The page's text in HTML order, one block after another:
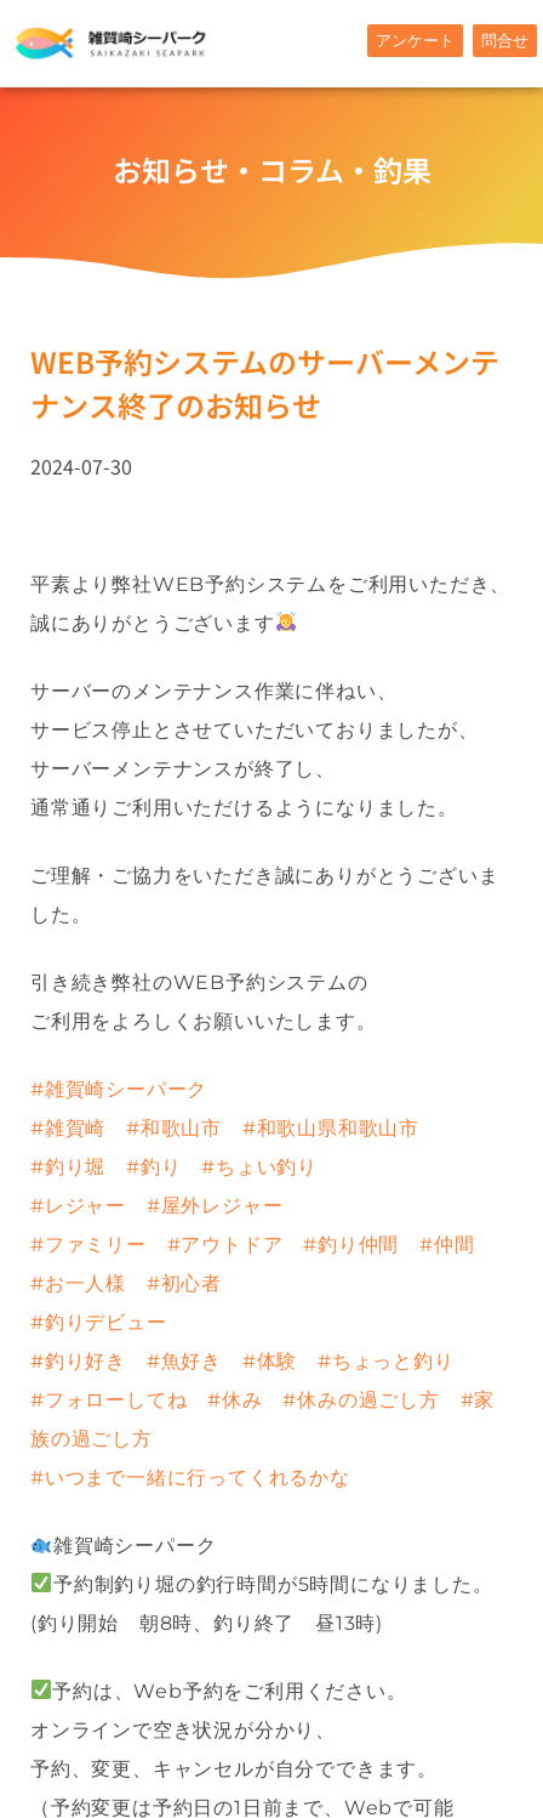
容
アンケート 問合せ
お知らせ・コラム・釣果
WEB予約システムのサーバーメンテ
ナンス終了のお知らせ
2024-07-30
平素より弊社WEB予約システムをご利用いただき、
誠にありがとうございます
サーバーのメンテナンス作業に伴ねい、
サービス停止とさせていただいておりましたが、
サーバーメンテナンスが終了し、
通常通りご利用いただけるようになりました。
ご理解・ご協力をいただき誠にありがとうございま
した。
引き続き弊社のWEB予約システムの
ご利用をよろしくお願いいたします。
#雑賀崎シーパーク
#雑賀崎
#和歌山市
#和歌山県和歌山市
#釣り堀
#釣り
#ちょい釣り
#レジャー
#屋外レジャー
#ファミリー
#アウトドア #釣り仲間
#仲間
#お一人様
#初心者
#釣りデビュー
#釣り好き
#魚好き #体験
#ちょっと釣り
#フォローしてね
#休み #休みの過ごし方
#家
族の過ごし方
#いつまで一緒に行ってくれるかな
雑賀崎シーパーク
予約制釣り堀の釣行時間が5時間になりました。
(釣り開始 朝8時、釣り終了 昼13時)
予約は、Web予約をご利用ください。
オンラインで空き状況が分かり、
予約、変更、キャンセルが自分でできます。
（予約変更は予約日の1日前まで、Webで可能